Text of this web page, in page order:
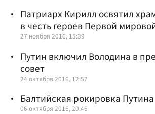
Патриарх Кирилл освятил
в честь героев Первой
27 ноября 2016, 15:39
Путин включил Володина в
совет
24 октября 2016, 12:57
Балтийская рокировка Путина
06 октября 2016, 20:46